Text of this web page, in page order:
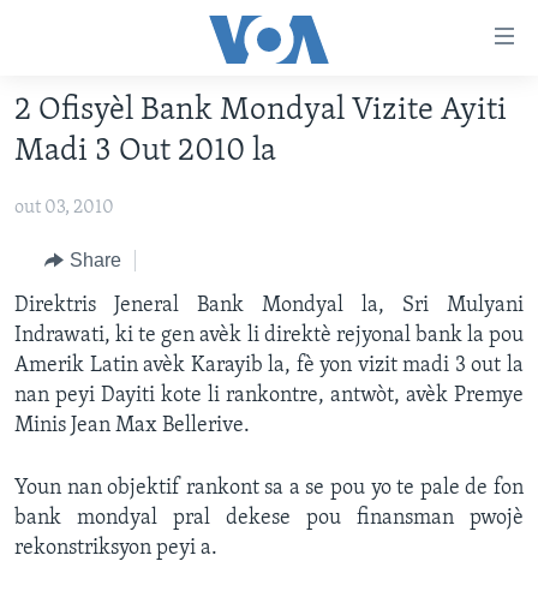
Skip
to
main
Skip
Navigation
Skip
to
Search
AMERIK LATIN
ENTÈNASYONAL
VIDEO
FLASHPOINT IKRÈN
Learning English
2 Ofisyèl Bank Mondyal Vizite Ayiti
Madi 3 Out 2010 la
out 03, 2010
Share
Direktris Jeneral Bank Mondyal la, Sri Mulyani
Indrawati, ki te gen avèk li direktè rejyonal bank la pou
Amerik Latin avèk Karayib la, fè yon vizit madi 3 out la
nan peyi Dayiti kote li rankontre, antwòt, avèk Premye
Minis Jean Max Bellerive.
Youn nan objektif rankont sa a se pou yo te pale de fon
bank mondyal pral dekese pou finansman pwojè
rekonstriksyon peyi a.